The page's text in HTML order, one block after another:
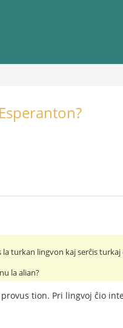
la turkan lingvon kaj serĉis
la alian?
tion. Pri lingvoj ĉio